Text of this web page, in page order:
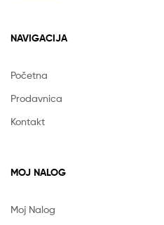
NAVIGACIJA
Početna
Prodavnica
Kontakt
MOJ NALOG
Moj Nalog